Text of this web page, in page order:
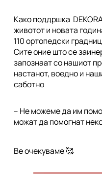
Како поддршка
животот и новата
110 ортопедски
Сите оние што се
запознаат со нашиот
настанот, воедно и
саботно
– Не можеме да им
можат да помогнат
Ве очекуваме 🥰